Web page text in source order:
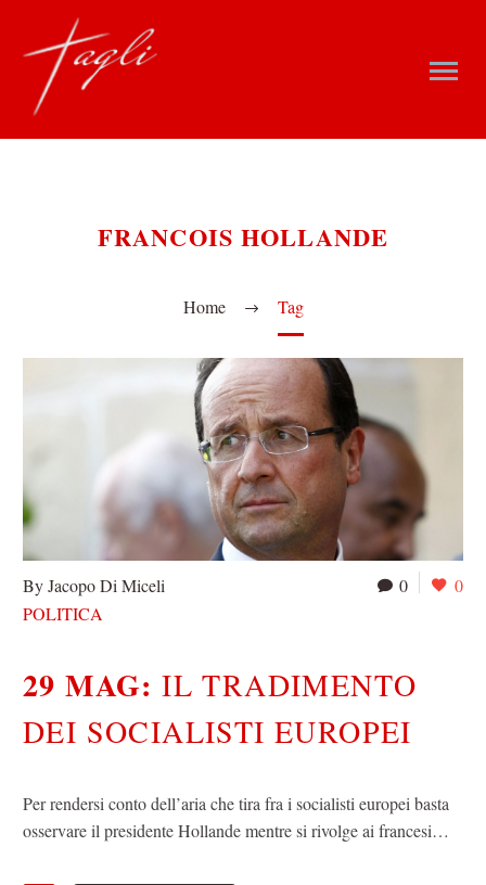
FRANCOIS HOLLANDE
Home Tag
0 0
By Jacopo Di Miceli
POLITICA
29 MAG:IL TRADIMENTO
DEI SOCIALISTI EUROPEI
Per rendersi conto dell’aria che tira fra i socialisti europei basta
osservare il presidente Hollande mentre si rivolge ai francesi…